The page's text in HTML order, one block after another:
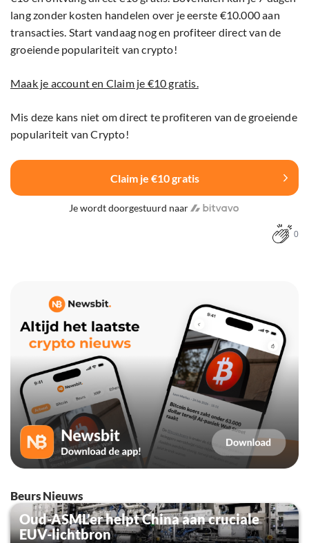
lang zonder kosten handelen over je eerste €10.000 aan
transacties. Start vandaag nog en profiteer direct van de
groeiende populariteit van crypto!
Maak je account en Claim je €10 gratis.
Mis deze kans niet om direct te profiteren van de groeiende
populariteit van Crypto!
Claim je €10 gratis
Je wordt doorgestuurd naar
0
Beurs Nieuws
Oud-ASML’er helpt China aan cruciale
EUV-lichtbron